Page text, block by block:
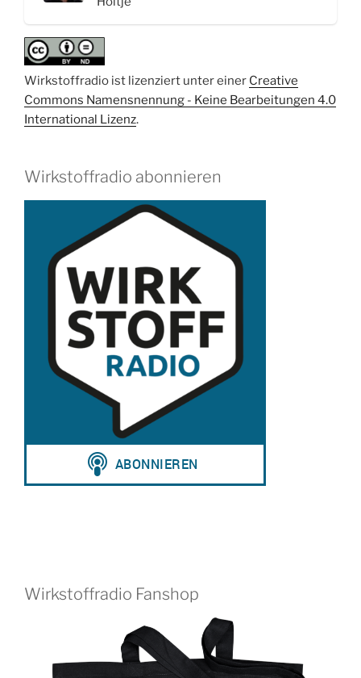
Wirkstoffradio ist lizenziert unter einer Creative
Commons Namensnennung - Keine Bearbeitungen 4.0
International Lizenz.
Wirkstoffradio abonnieren
Wirkstoffradio Fanshop